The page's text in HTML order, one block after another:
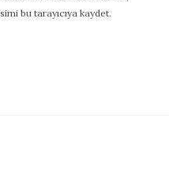
bu tarayıcıya kaydet.